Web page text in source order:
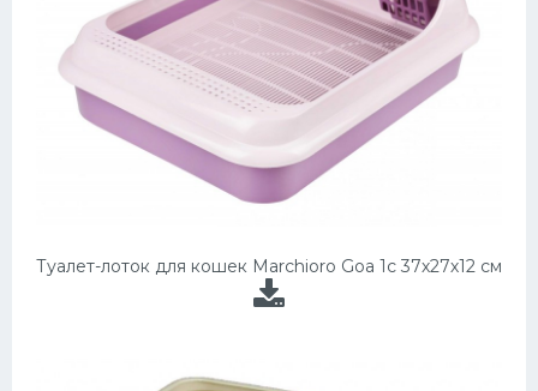
Туалет-лоток для кошек Marchioro Goa 1c 37х27х12 см